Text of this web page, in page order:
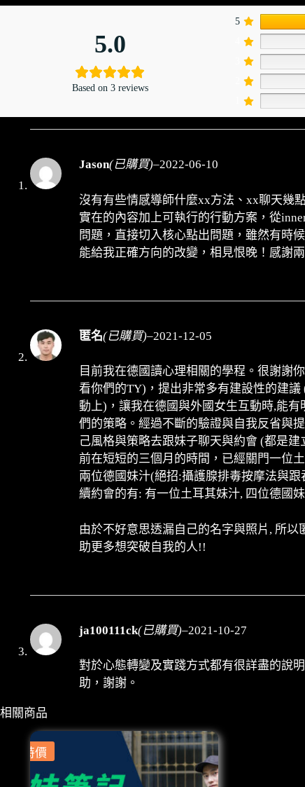
5.0
Based on 3 reviews
5
Jason(已購買)–2022-06-10
沒有有些情感導師什麼xx方法、xx聊天幾
實在的內容加上可執行的行動方案，從
問題，直接切入核心點出問題，雖然有時
能給我正確方向的改變，相見恨晚！感謝兩
匿名(已購買)–2021-12-05
目前我在德國讀心理相關的學程。很謝謝
看你們的TY)，提出非常多有建設性的建
動上)，讓我在德國與外國女生互動時,能
們的策略。經過不斷的驗證與自我反省與
己風格與策略去跟妹子聊天與約會 (都是建
前在短短的三個月的時間，已經關門一位
兩位德國妹汁(絕招:攝護腺排毒按摩法與
續約會的有: 有一位土耳其妹汁, 四位德國
由於不好意思透漏自己的名字與照片, 所
助更多想突破自我的人!!
ja100111ck(已購買)–2021-10-27
對於心態轉變及實踐方式都有很詳盡的說
助，謝謝。
相關商品
特價